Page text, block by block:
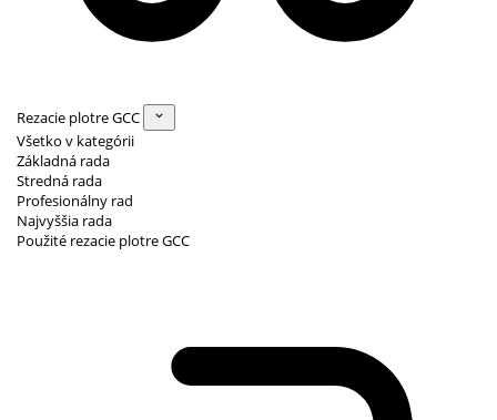
Rezacie plotre GCC
Všetko v kategórii
Základná rada
Stredná rada
Profesionálny rad
Najvyššia rada
Použité rezacie plotre GCC